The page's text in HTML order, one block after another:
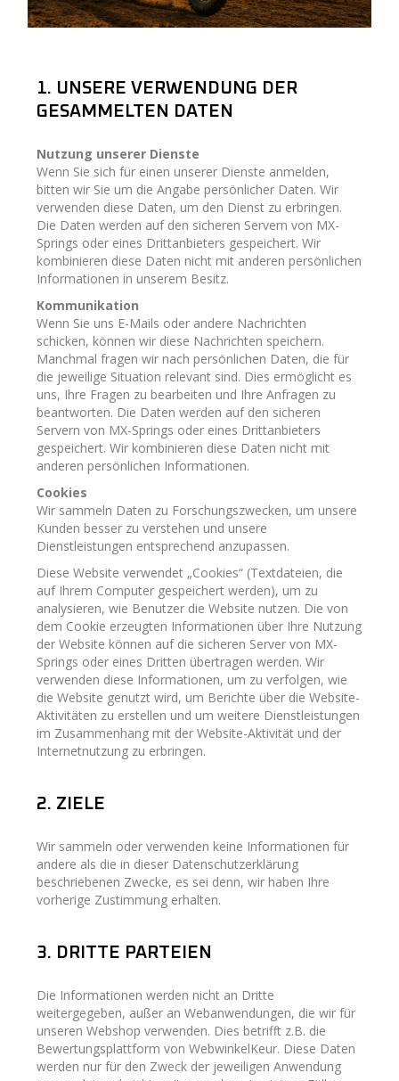
1. UNSERE VERWENDUNG DER
GESAMMELTEN DATEN
Nutzung unserer Dienste
Wenn Sie sich für einen unserer Dienste anmelden,
bitten wir Sie um die Angabe persönlicher Daten. Wir
verwenden diese Daten, um den Dienst zu erbringen.
Die Daten werden auf den sicheren Servern von MX-
Springs oder eines Drittanbieters gespeichert. Wir
kombinieren diese Daten nicht mit anderen persönlichen
Informationen in unserem Besitz.
Kommunikation
Wenn Sie uns E-Mails oder andere Nachrichten
schicken, können wir diese Nachrichten speichern.
Manchmal fragen wir nach persönlichen Daten, die für
die jeweilige Situation relevant sind. Dies ermöglicht es
uns, Ihre Fragen zu bearbeiten und Ihre Anfragen zu
beantworten. Die Daten werden auf den sicheren
Servern von MX-Springs oder eines Drittanbieters
gespeichert. Wir kombinieren diese Daten nicht mit
anderen persönlichen Informationen.
Cookies
Wir sammeln Daten zu Forschungszwecken, um unsere
Kunden besser zu verstehen und unsere
Dienstleistungen entsprechend anzupassen.
Diese Website verwendet „Cookies“ (Textdateien, die
auf Ihrem Computer gespeichert werden), um zu
analysieren, wie Benutzer die Website nutzen. Die von
dem Cookie erzeugten Informationen über Ihre Nutzung
der Website können auf die sicheren Server von MX-
Springs oder eines Dritten übertragen werden. Wir
verwenden diese Informationen, um zu verfolgen, wie
die Website genutzt wird, um Berichte über die Website-
Aktivitäten zu erstellen und um weitere Dienstleistungen
im Zusammenhang mit der Website-Aktivität und der
Internetnutzung zu erbringen.
2. ZIELE
Wir sammeln oder verwenden keine Informationen für
andere als die in dieser Datenschutzerklärung
beschriebenen Zwecke, es sei denn, wir haben Ihre
vorherige Zustimmung erhalten.
3. DRITTE PARTEIEN
Die Informationen werden nicht an Dritte
weitergegeben, außer an Webanwendungen, die wir für
unseren Webshop verwenden. Dies betrifft z.B. die
Bewertungsplattform von WebwinkelKeur. Diese Daten
werden nur für den Zweck der jeweiligen Anwendung